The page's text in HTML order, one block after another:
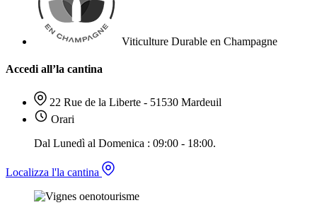
Viticulture Durable en Champagne
Accedi all’la cantina
22 Rue de la Liberte - 51530 Mardeuil
Orari
Dal Lunedì al Domenica : 09:00 - 18:00.
Localizza l'la cantina